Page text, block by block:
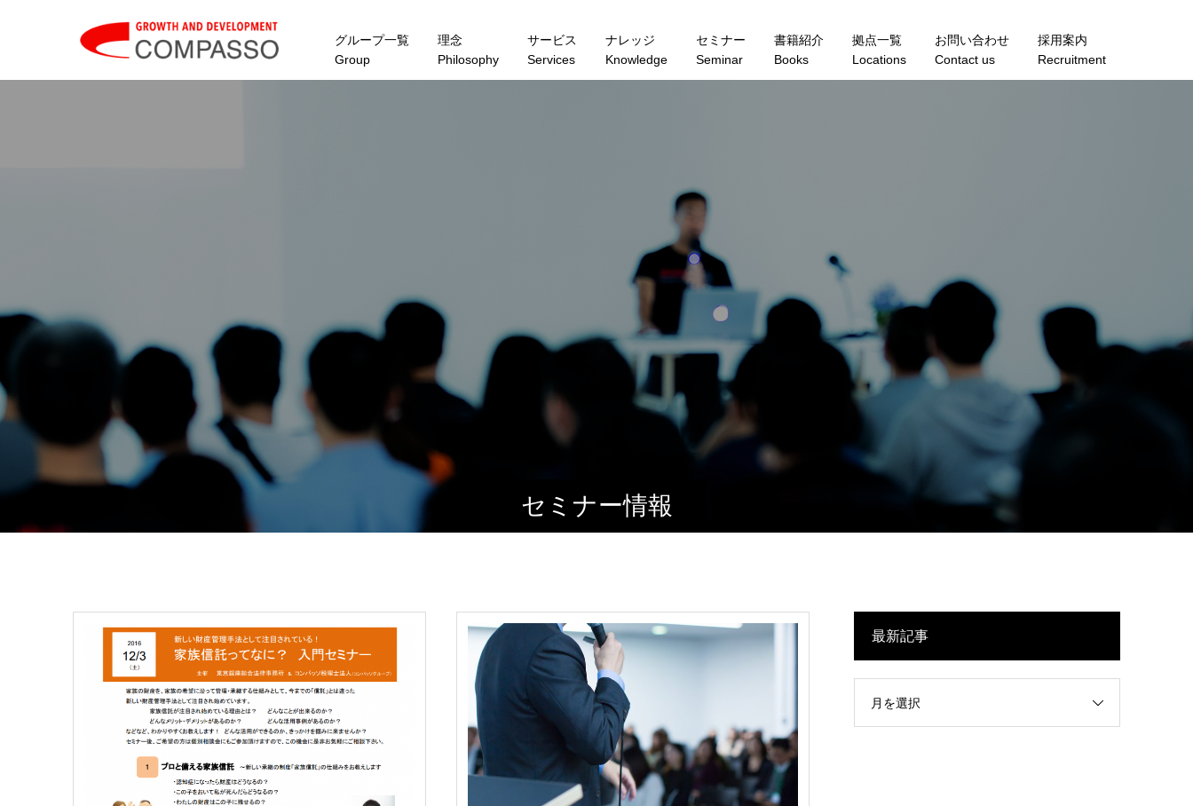
グループ一覧
Group
理念
Philosophy
サービス
Services
ナレッジ
Knowledge
セミナー
Seminar
書籍紹介
Books
拠点一覧
Locations
お問い合わせ
Contact us
採用案内
Recruitment
セミナー情報
N
最新記事
月を選択